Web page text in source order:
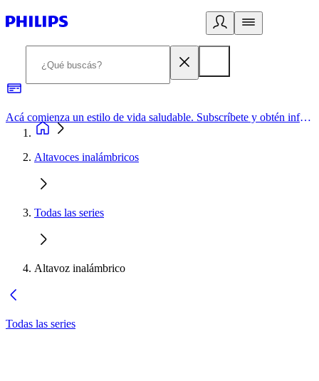
Acá comienza un estilo de vida saludable. Subscríbete y obtén información de primera mano
Altavoces inalámbricos
Todas las series
Altavoz inalámbrico
Todas las series